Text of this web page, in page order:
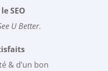
SEO
U Better.
& d’un bon